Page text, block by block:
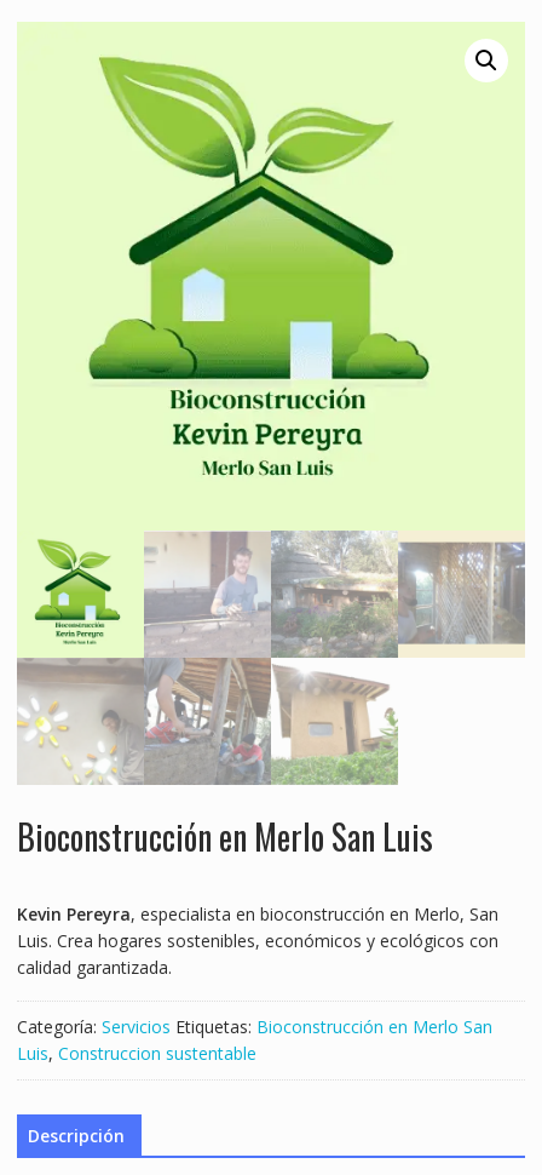
Bioconstrucción en Merlo San Luis
Kevin Pereyra, especialista en bioconstrucción en Merlo, San
Luis. Crea hogares sostenibles, económicos y ecológicos con
calidad garantizada.
Categoría: Servicios Etiquetas: Bioconstrucción en Merlo San
Luis, Construccion sustentable
Descripción